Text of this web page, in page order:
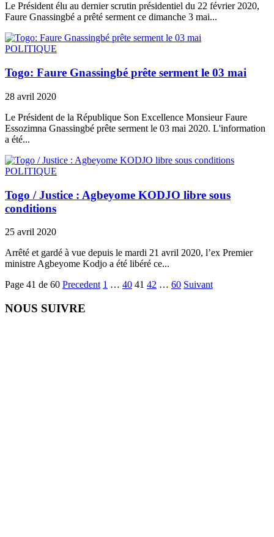
Le Président élu au dernier scrutin présidentiel du 22 février 2020,
Faure Gnassingbé a prêté serment ce dimanche 3 mai...
POLITIQUE
Togo: Faure Gnassingbé prête serment le 03 mai
28 avril 2020
Le Président de la République Son Excellence Monsieur Faure
Essozimna Gnassingbé prête serment le 03 mai 2020. L'information
a été...
POLITIQUE
Togo / Justice : Agbeyome KODJO libre sous
conditions
25 avril 2020
Arrêté et gardé à vue depuis le mardi 21 avril 2020, l’ex Premier
ministre Agbeyome Kodjo a été libéré ce...
Page 41 de 60 Precedent 1 … 40 41 42 … 60 Suivant
NOUS SUIVRE